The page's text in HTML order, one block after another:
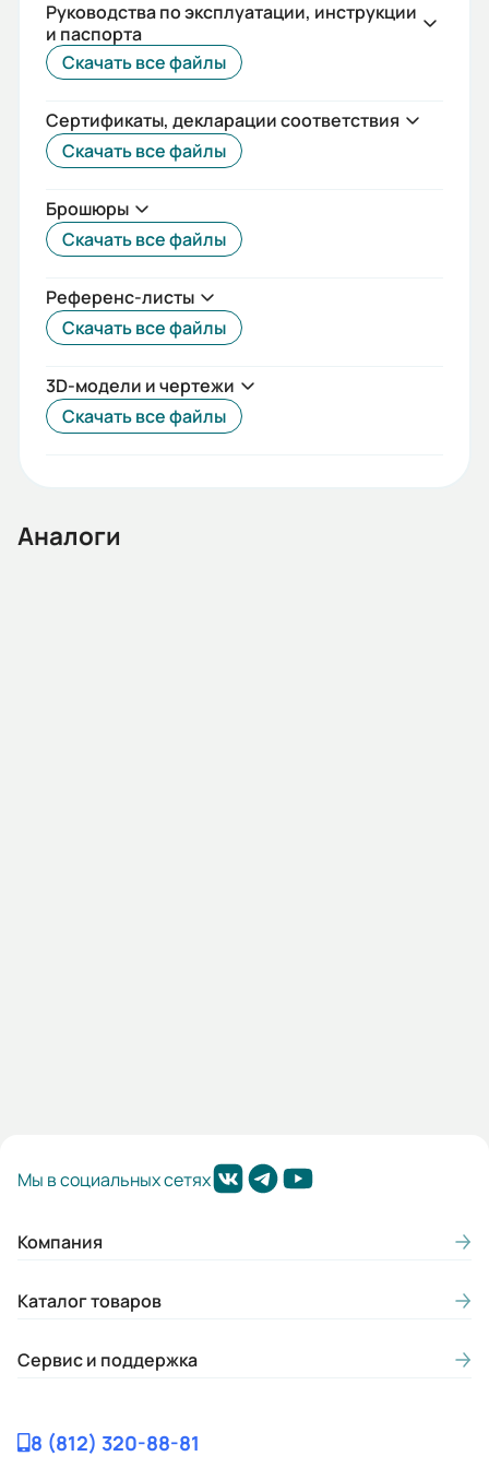
Отключающая способность (кА):
55
0.41x0.34x0.44
Моторный привод:
Нет
Вес (кг):
Руководства по эксплуатации, инструкции
и паспорта
Скачать все файлы
Сертификаты, декларации соответствия
Скачать все файлы
Брошюры
Скачать все файлы
Референс-листы
Скачать все файлы
3D-модели и чертежи
Скачать все файлы
Аналоги
Мы в социальных сетях
Компания
Каталог товаров
Сервис и поддержка
8 (812) 320-88-81